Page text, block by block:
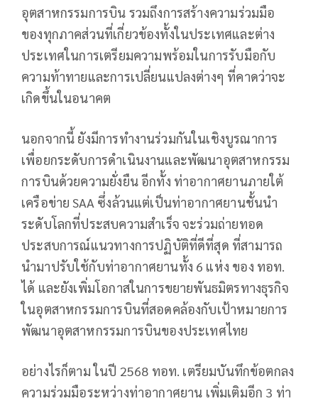
อุตสาหกรรมการบิน รวมถึงการสร้างความร่วมมือ
ของทุกภาคส่วนที่เกี่ยวข้องทั้งในประเทศและต่าง
ประเทศในการเตรียมความพร้อมในการรับมือกับ
ความท้าทายและการเปลี่ยนแปลงต่างๆ ที่คาดว่าจะ
เกิดขึ้นในอนาคต
นอกจากนี้ ยังมีการทำงานร่วมกันในเชิงบูรณาการ
เพื่อยกระดับการดำเนินงานและพัฒนาอุตสาหกรรม
การบินด้วยความยั่งยืน อีกทั้ง ท่าอากาศยานภายใต้
เครือข่าย SAA ซึ่งล้วนแต่เป็นท่าอากาศยานชั้นนํา
ระดับโลกที่ประสบความสําเร็จ จะร่วมถ่ายทอด
ประสบการณ์แนวทางการปฏิบัติที่ดีที่สุด ที่สามารถ
นำมาปรับใช้กับท่าอากาศยานทั้ง 6 แห่ง ของ ทอท.
ได้ และยังเพิ่มโอกาสในการขยายพันธมิตรทางธุรกิจ
ในอุตสาหกรรมการบินที่สอดคล้องกับเป้าหมายการ
พัฒนาอุตสาหกรรมการบินของประเทศไทย
อย่างไรก็ตาม ในปี 2568 ทอท. เตรียมบันทึกข้อตกลง
ความร่วมมือระหว่างท่าอากาศยาน เพิ่มเติมอีก 3 ท่า